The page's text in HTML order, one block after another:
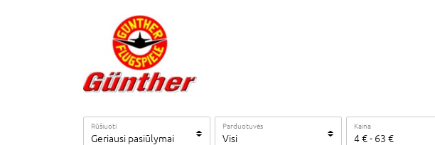
Rūšiuoti
Geriausi pasiūlymai
Parduotuvės
Visi
Kaina
4€- 63 €